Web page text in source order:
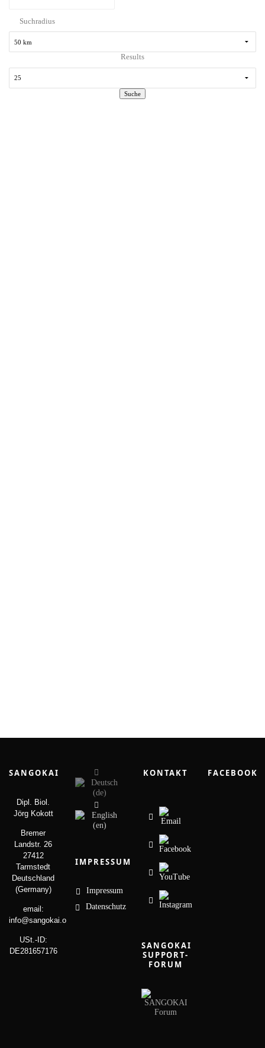
Suchradius
Results
SANGOKAI
Dipl. Biol.
Jörg Kokott
Bremer
Landstr. 26
27412
Tarmstedt
Deutschland
(Germany)
email:
info@sangokai.org
USt.-ID:
DE281657176
IMPRESSUM
Impressum
Datenschutz
KONTAKT
SANGOKAI
SUPPORT-
FORUM
FACEBOOK